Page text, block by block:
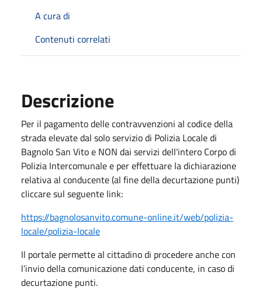
A cura di
Contenuti correlati
Descrizione
Per il pagamento delle contravvenzioni al codice della
strada elevate dal solo servizio di Polizia Locale di
Bagnolo San Vito e NON dai servizi dell'intero Corpo di
Polizia Intercomunale e per effettuare la dichiarazione
relativa al conducente (al fine della decurtazione punti)
cliccare sul seguente link:
https://bagnolosanvito.comune-online.it/web/polizia-
locale/polizia-locale
Il portale permette al cittadino di procedere anche con
l’invio della comunicazione dati conducente, in caso di
decurtazione punti.